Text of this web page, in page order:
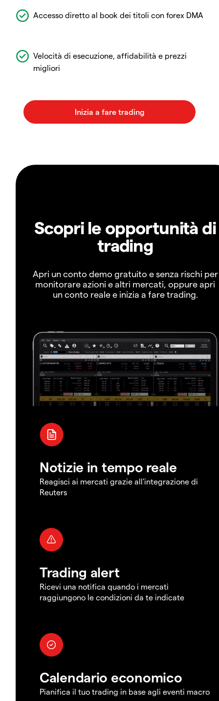
Accesso diretto al book dei titoli con forex DMA
Velocità di esecuzione, affidabilità e prezzi
migliori
Scopri le opportunità di
trading
Apri un conto demo gratuito e senza rischi per
monitorare azioni e altri mercati, oppure apri
un conto reale e inizia a fare trading.
Notizie in tempo reale
Reagisci ai mercati grazie all'integrazione di
Reuters
Trading alert
Ricevi una notifica quando i mercati
raggiungono le condizioni da te indicate
Calendario economico
Pianifica il tuo trading in base agli eventi macro